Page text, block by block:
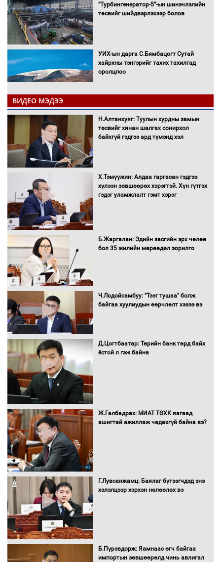
“Турбингенератор-5”-ын шинэчлэлийн
төсвийг шийдвэрлэхээр болов
УИХ-ын дарга С.Бямбацогт Сутай
хайрхны тэнгэрийг тахих тахилгад
оролцлоо
С.Амарсайхан: Иргэдийг хохироосон
ААН-ийн нуугтмал хөрөнгийг
битүүмжлэнэ
Н.Номтойбаяр: Аймгуудад тулгамдаж
буй асуудлуудыг Засгийн газрын
хуралдаанд танилцуулж,
эрэгтэйчүүдийн волейболын тэмцээнд
оролцож байгаа баг тамирчдад
Автобензин, дизель түлшний онцгой
Нөөцийн махны худалдаа,
Монгол Улс “COP17”-д “Тал хээрийн
төлөвлөгөө”-гөө танилцуулна
худалдан авах журмыг баталлаа
ВИДЕО МЭДЭЭ
Н.Алтанхуяг: Туулын хурдны замын
төсвийг хянан шалгах сонирхол
байхгүй гэдгээ ард түмэнд хэл
Х.Тэмүүжин: Алдаа гаргасан гэдгээ
хүлээн зөвшөөрөх хэрэгтэй. Хүн гүтгэх
гэдэг уламжлалт гэмт хэрэг
Б.Жаргалан: Эдийн засгийн эрх чөлөө
бол 35 жилийн мөрөөдөл зорилго
Ч.Лодойсамбуу: "Тээг тушаа" болж
байгаа хуулиудын өөрчлөлт хэзээ вэ
Д.Цогтбаатар: Төрийн банк төрд байх
ёстой л гэж байна
Ж.Галбадрах: МИАТ ТӨХК яагаад
ашигтай ажиллаж чадахгүй байна вэ?
Г.Лувсанжамц: Баялаг бүтээгчдэд энэ
хэлэлцээр хэрхэн нөлөөлөх вэ
Б.Пүрэвдорж: Яамнаас өгч байгаа
импортын зөвшөөрөлд чинь авлигал